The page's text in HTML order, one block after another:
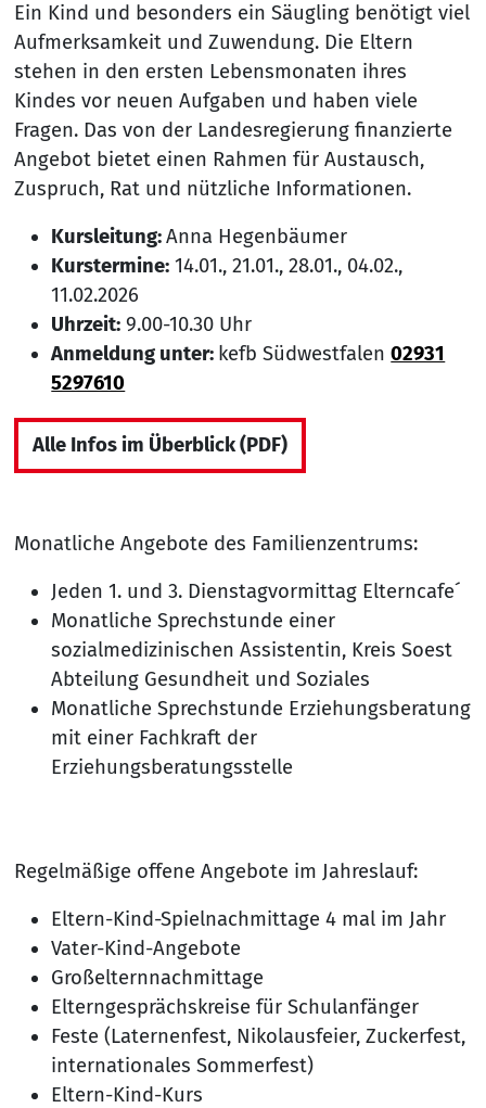
Ein Kind und besonders ein Säugling benötigt viel
Aufmerksamkeit und Zuwendung. Die Eltern
stehen in den ersten Lebensmonaten ihres
Kindes vor neuen Aufgaben und haben viele
Fragen. Das von der Landesregierung finanzierte
Angebot bietet einen Rahmen für Austausch,
Zuspruch, Rat und nützliche Informationen.
Kursleitung:Anna Hegenbäumer
Kurstermine: 14.01., 21.01., 28.01., 04.02.,
11.02.2026
Uhrzeit: 9.00-10.30 Uhr
Anmeldung unter: kefb Südwestfalen02931
5297610
Alle Infos im Überblick (PDF)
Monatliche Angebote des Familienzentrums:
Jeden 1. und 3. Dienstagvormittag Elterncafe´
Monatliche Sprechstunde einer
sozialmedizinischen Assistentin, Kreis Soest
Abteilung Gesundheit und Soziales
Monatliche Sprechstunde Erziehungsberatung
mit einer Fachkraft der
Erziehungsberatungsstelle
Regelmäßige offene Angebote im Jahreslauf:
Eltern-Kind-Spielnachmittage 4 mal im Jahr
Vater-Kind-Angebote
Großelternnachmittage
Elterngesprächskreise für Schulanfänger
Feste (Laternenfest, Nikolausfeier, Zuckerfest,
internationales Sommerfest)
Eltern-Kind-Kurs